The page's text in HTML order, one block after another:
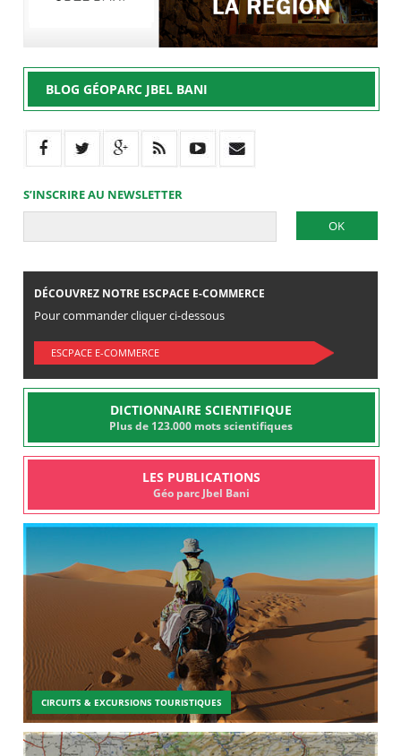
BLOG GÉOPARC JBEL BANI
S’INSCRIRE AU NEWSLETTER
DÉCOUVREZ NOTRE ESCPACE E-COMMERCE
Pour commander cliquer ci-dessous
ESCPACE E-COMMERCE
DICTIONNAIRE SCIENTIFIQUE
Plus de 123.000 mots scientifiques
LES PUBLICATIONS
Géo parc Jbel Bani
CIRCUITS & EXCURSIONS TOURISTIQUES